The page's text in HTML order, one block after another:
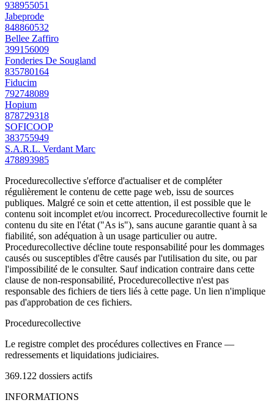
938955051
Jabeprode
848860532
Bellee Zaffiro
399156009
Fonderies De Sougland
835780164
Fiducim
792748089
Hopium
878729318
SOFICOOP
383755949
S.A.R.L. Verdant Marc
478893985
Procedurecollective s'efforce d'actualiser et de compléter
régulièrement le contenu de cette page web, issu de sources
publiques. Malgré ce soin et cette attention, il est possible que le
contenu soit incomplet et/ou incorrect. Procedurecollective fournit le
contenu du site en l'état ("As is"), sans aucune garantie quant à sa
fiabilité, son adéquation à un usage particulier ou autre.
Procedurecollective décline toute responsabilité pour les dommages
causés ou susceptibles d'être causés par l'utilisation du site, ou par
l'impossibilité de le consulter. Sauf indication contraire dans cette
clause de non-responsabilité, Procedurecollective n'est pas
responsable des fichiers de tiers liés à cette page. Un lien n'implique
pas d'approbation de ces fichiers.
Procedurecollective
Le registre complet des procédures collectives en France —
redressements et liquidations judiciaires.
369.122 dossiers actifs
INFORMATIONS